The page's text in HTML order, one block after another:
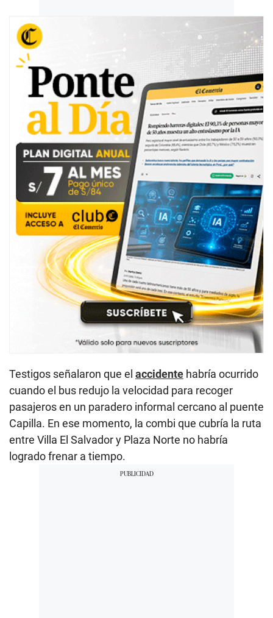
Testigos señalaron que el accidente habría ocurrido
cuando el bus redujo la velocidad para recoger
pasajeros en un paradero informal cercano al puente
Capilla. En ese momento, la combi que cubría la ruta
entre Villa El Salvador y Plaza Norte no habría
logrado frenar a tiempo.